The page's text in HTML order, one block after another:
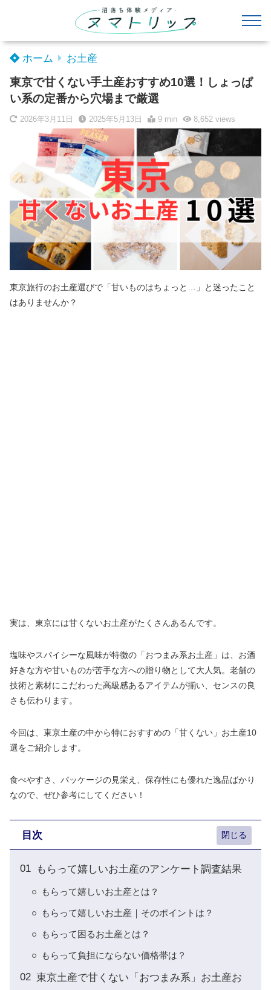
ホーム お土産
東京で甘くない手土産おすすめ10選！しょっぱ
い系の定番から穴場まで厳選
2026年3月11日 2025年5月13日 9 min 8,652views
東京旅行のお土産選びで「甘いものはちょっと…」と迷ったこと
はありませんか？
実は、東京には甘くないお土産がたくさんあるんです。
塩味やスパイシーな風味が特徴の「おつまみ系お土産」は、お酒
好きな方や甘いものが苦手な方への贈り物として大人気。老舗の
技術と素材にこだわった高級感あるアイテムが揃い、センスの良
さも伝わります。
今回は、東京土産の中から特におすすめの「甘くない」お土産10
選をご紹介します。
食べやすさ、パッケージの見栄え、保存性にも優れた逸品ばかり
なので、ぜひ参考にしてください！
目次
もらって嬉しいお土産のアンケート調査結果
もらって嬉しいお土産とは？
もらって嬉しいお土産｜そのポイントは？
もらって困るお土産とは？
もらって負担にならない価格帯は？
東京土産で甘くない「おつまみ系」お土産お